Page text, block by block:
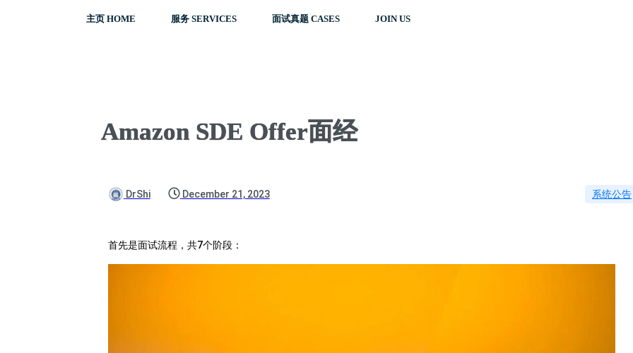
主页 HOME 服务 SERVICES 面试真题 CASES JOIN US
Amazon SDE Offer面经
DrShi December 21, 2023 系统公告
首先是面试流程，共7个阶段：